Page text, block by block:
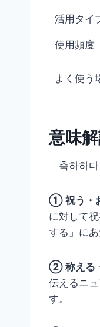
活用タイ
使用頻度
よく使う
意味
「축하하
① 祝う・
に対して
する」にあ
② 称える
伝えるニ
す。